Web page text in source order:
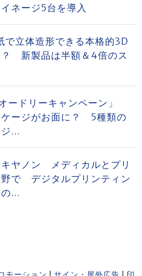
ネージ5台を導入
で立体造形できる本格的3D
？ 新製品は半額＆4倍のス
ードリーキャンペーン」
ケージがお面に？ 5種類の
...
キヤノン メディカルとプリ
野で デジタルプリンティン
...